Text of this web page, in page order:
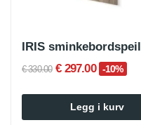
IRIS sminkebordspeil
€ 330.00 € 297.00 -10%
Legg i kurv